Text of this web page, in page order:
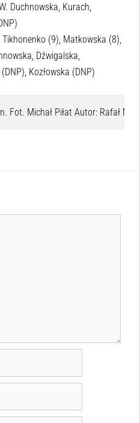
Duchnowska, Kurach,
(9), Matkowska (8),
Dźwigalska,
Kozłowska (DNP)
Fot. Michał Piłat Autor: Rafał